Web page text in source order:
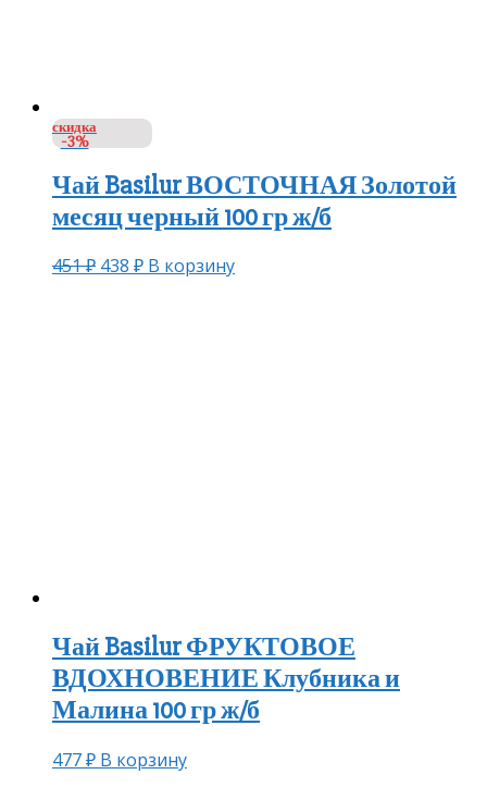
скидка
-3%
Чай Basilur ВОСТОЧНАЯ Золотой
месяц черный 100 гр ж/б
451₽ 438 ₽ В корзину
Чай Basilur ФРУКТОВОЕ
ВДОХНОВЕНИЕ Клубника и
Малина 100 гр ж/б
477₽ В корзину